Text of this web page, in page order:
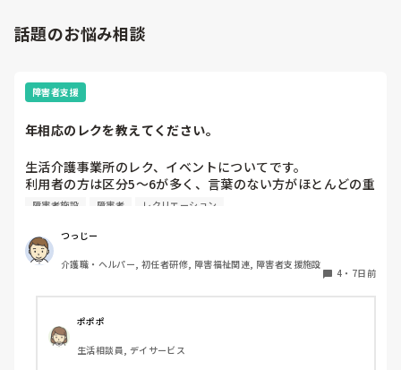
話題のお悩み相談
障害者支援
年相応のレクを教えてください。
生活介護事業所のレク、イベントについてです。
利用者の方は区分5〜6が多く、言葉のない方がほとんどの重
度〜最重度の方々です。
ントになりがちです。
みなさん30代なので、年相応で、なおかつ本人たちが楽しめ
る企画のアイデアはないでしょうか？
障害者施設 障害者 レクリエーション
つっじー
介護職・ヘルパー, 初任者研修, 障害福祉関連, 障害者支援施設
4 ・ 7日前
ポポポ
生活相談員, デイサービス